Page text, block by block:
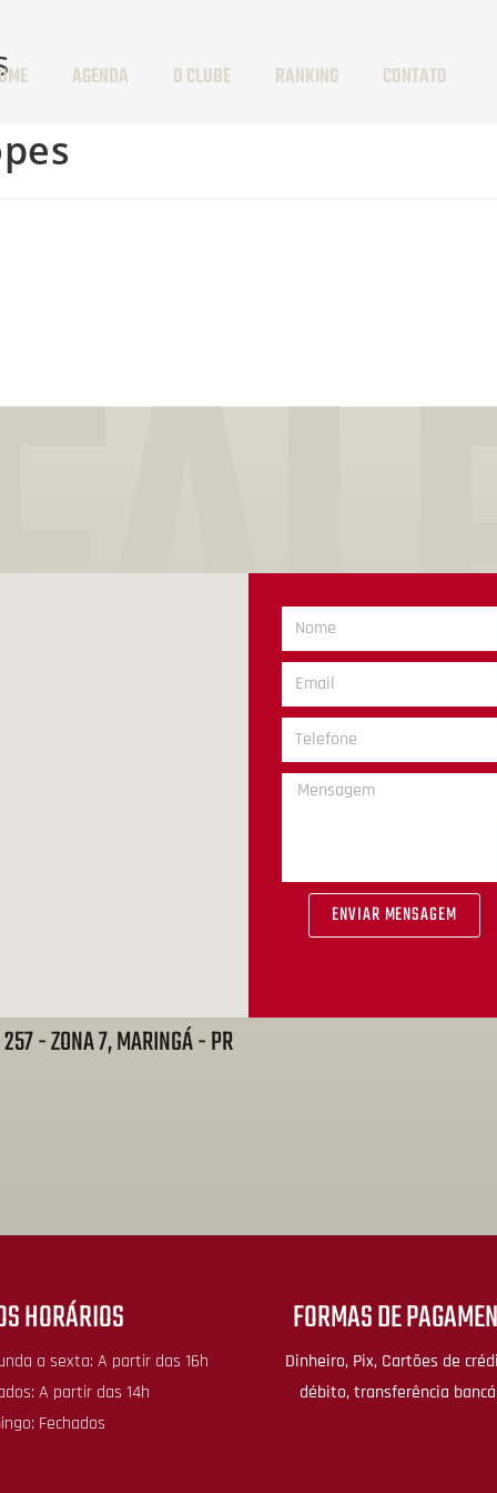
AGENDA O CLUBE RANKING CONTATO
- ZONA 7, MARINGÁ - PR
ENVIAR MENSAGEM
HORÁRIOS
a sexta: A partir das 16h
A partir das 14h
Fechados
FORMAS DE
Dinheiro, Pix, Cartões de
débito, transferência